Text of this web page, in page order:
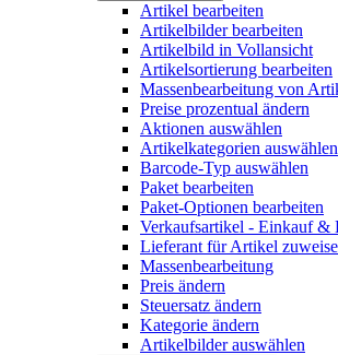
Artikel bearbeiten
Artikelbilder bearbeiten
Artikelbild in Vollansicht
Artikelsortierung bearbeiten
Massenbearbeitung von
Preise prozentual ändern
Aktionen auswählen
Artikelkategorien auswählen
Barcode-Typ auswählen
Paket bearbeiten
Paket-Optionen bearbeiten
Verkaufsartikel - Einkauf &
Lieferant für Artikel
Massenbearbeitung
Preis ändern
Steuersatz ändern
Kategorie ändern
Artikelbilder auswählen